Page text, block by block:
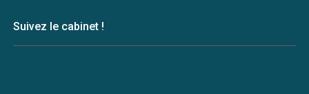
Suivez le cabinet !